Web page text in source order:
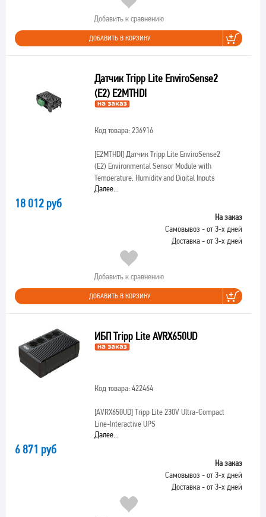
Добавить к сравнению
ДОБАВИТЬ В КОРЗИНУ
Датчик Tripp Lite EnviroSense2
(E2) E2MTHDI
Код товара: 236916
[E2MTHDI]Датчик Tripp Lite EnviroSense2
(E2) Environmental Sensor Module with
Temperature, Humidity and Digital Inputs
Далее...
18 012 руб
На заказ
Самовывоз - от 3-х дней
Доставка - от 3-х дней
Добавить к сравнению
ДОБАВИТЬ В КОРЗИНУ
ИБП Tripp Lite AVRX650UD
Код товара: 422464
[AVRX650UD]Tripp Lite 230V Ultra-Compact
Line-Interactive UPS
Далее...
6 871 руб
На заказ
Самовывоз - от 3-х дней
Доставка - от 3-х дней